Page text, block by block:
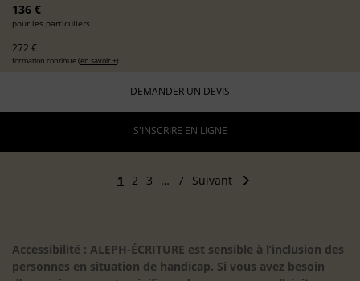
136 €
pour les particuliers
272 €
formation continue (en savoir +)
DEMANDER UN DEVIS
S'INSCRIRE EN LIGNE
1 2 3 … 7 Suivant
Accessibilité : ALEPH-ÉCRITURE est sensible à l’inclusion des
personnes en situation de handicap. Si vous avez besoin